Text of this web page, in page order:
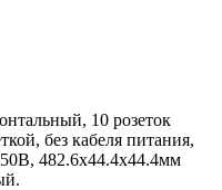
10 розеток
без кабеля питания,
482.6x44.4x44.4мм